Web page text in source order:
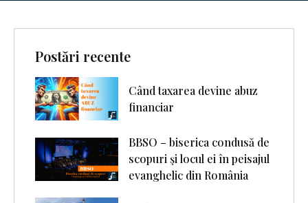
Postări recente
Când taxarea devine abuz
financiar
BBSO – biserica condusă de
scopuri şi locul ei în peisajul
evanghelic din România